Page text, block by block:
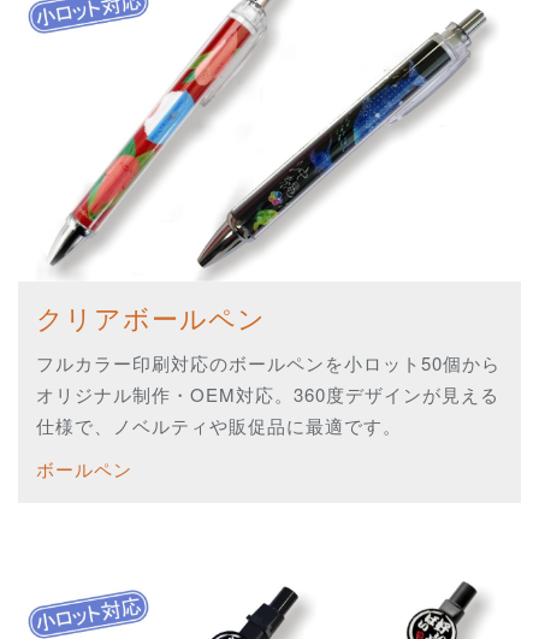
クリアボールペン
フルカラー印刷対応のボールペンを小ロット50個から
オリジナル制作・OEM対応。360度デザインが見える
仕様で、ノベルティや販促品に最適です。
ボールペン